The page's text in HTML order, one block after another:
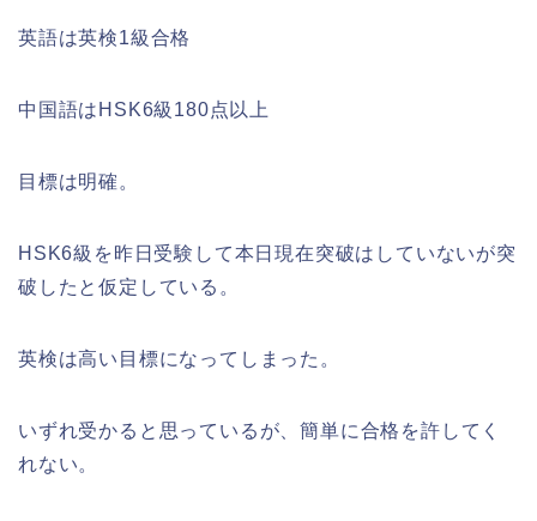
英語は英検1級合格
中国語はHSK6級180点以上
目標は明確。
HSK6級を昨日受験して本日現在突破はしていないが突
破したと仮定している。
英検は高い目標になってしまった。
いずれ受かると思っているが、簡単に合格を許してく
れない。